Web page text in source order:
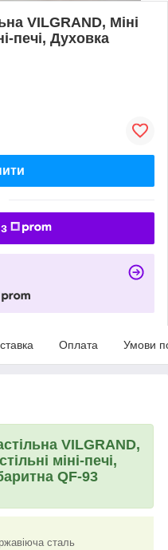
VILGRAND, Міні
печі, Духовка
Оплата Умови
VILGRAND,
міні-печі,
QF-93
сталь